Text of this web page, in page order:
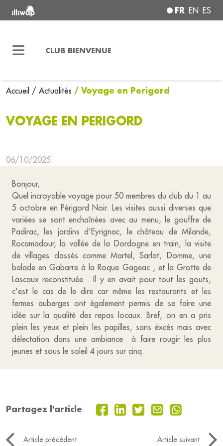
FR EN ES
CLUB BIENVENUE
Accueil / Actualités / Voyage en Perigord
VOYAGE EN PERIGORD
06/10/2025
Bonjour,
Quel incroyable voyage pour 50 membres du club du 1 au
5 octobre en Périgord Noir. Les visites aussi diverses que
variées se sont enchaînées avec au menu, le gouffre de
Padirac, les jardins d'Eyrignac, le château de Milande,
Rocamadour, la vallée de la Dordogne en train, la visite
de villages classés comme Martel, Sarlat, Domme, une
balade en Gabarre à la Roque Gageac , et la Grotte de
Lascaux reconstituée . Il y en avait pour tout les gouts,
c'est le cas de le dire car même les restaurants et les
fermes auberges ont également permis de se faire une
idée sur la qualité des repas locaux. Bref, on en a pris
plein les yeux et plein les papilles, sans éxcés mais avec
délectation dans une ambiance à faire rougir les plus
jeunes et sous le soleil 4 jours sur cinq.
Partagez l'article
Article précédent Article suivant